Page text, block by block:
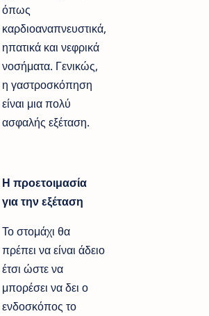
όπως
καρδιοαναπνευστικά,
ηπατικά και νεφρικά
νοσήματα. Γενικώς,
η γαστροσκόπηση
είναι μια πολύ
ασφαλής εξέταση.
Η προετοιμασία
για την εξέταση
Το στομάχι θα
πρέπει να είναι άδειο
έτσι ώστε να
μπορέσει να δει ο
ενδοσκόπος το